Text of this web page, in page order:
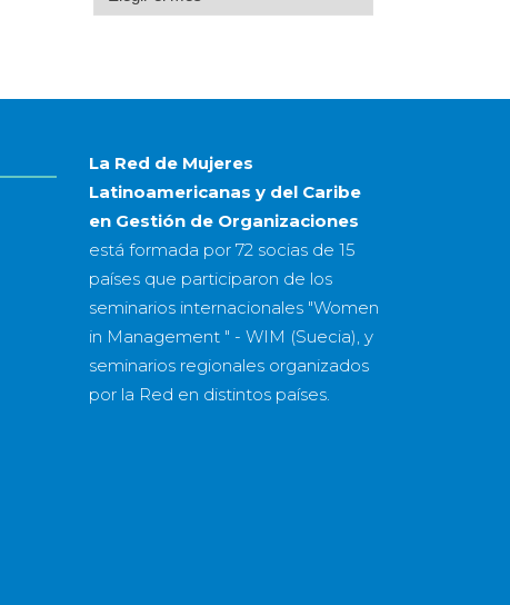
por
año
La Red de Mujeres
Latinoamericanas y del Caribe
en Gestión de Organizaciones
está formada por 72 sociasde 15
paísesque participaron de los
seminarios internacionales "Women
in Management " - WIM (Suecia), y
seminarios regionales organizados
por la Red en distintos países.